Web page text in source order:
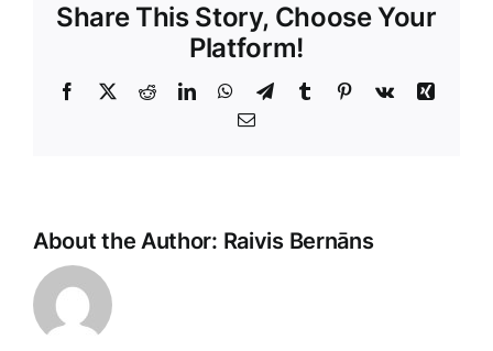
Share This Story, Choose Your
Platform!
Facebook
X RedditLinkedInWhatsApp
TelegramTumblr Pinterest
Vk
Xing
E-
About the Author: Raivis Bernāns